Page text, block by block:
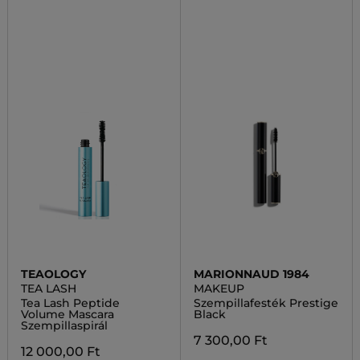
TEAOLOGY
TEA LASH
Tea Lash Peptide
Volume Mascara
Szempillaspirál
12 000,00 Ft
MARIONNAUD 1984
MAKEUP
Szempillafesték Prestige
Black
7 300,00 Ft